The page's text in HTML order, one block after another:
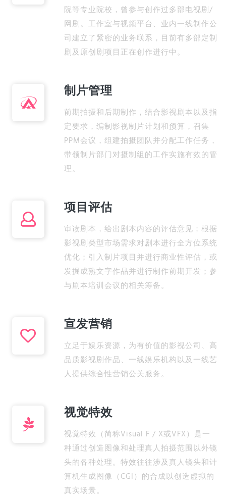
院等专业院校，曾参与创作过多部电视剧/
网剧。工作室与视频平台、业内一线制作公
司建立了紧密的业务联系，目前有多部定制
剧及原创剧项目正在创作进行中。
制片管理
前期拍摄和后期制作，结合影视剧本以及指
定要求，编制影视制片计划和预算，召集
PPM会议，组建拍摄团队并分配工作任务，
带领制片部门对摄制组的工作实施有效的管
理。
项目评估
审读剧本，给出剧本内容的评估意见；根据
影视剧类型市场需求对剧本进行全方位系统
优化；引入制片项目并进行商业性评估，或
发掘成熟文字作品并进行制作前期开发；参
与剧本培训会议的相关筹备。
宣发营销
立足于娱乐资源，为有价值的影视公司、高
品质影视剧作品、一线娱乐机构以及一线艺
人提供综合性营销公关服务。
视觉特效
视觉特效（简称Visual F / X或VFX）是一
种通过创造图像和处理真人拍摄范围以外镜
头的各种处理。特效往往涉及真人镜头和计
算机生成图像（CGI）的合成以创造虚拟的
真实场景。